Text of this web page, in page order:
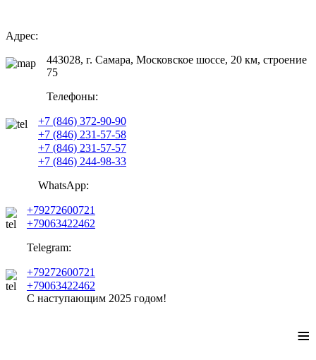
Адрес:
443028, г. Самара, Московское шоссе, 20 км, строение
75
Телефоны:
+7 (846) 372-90-90
+7 (846) 231-57-58
+7 (846) 231-57-57
+7 (846) 244-98-33
WhatsApp:
+79272600721
+79063422462
Telegram:
+79272600721
+79063422462
С наступающим 2025 годом!
≡